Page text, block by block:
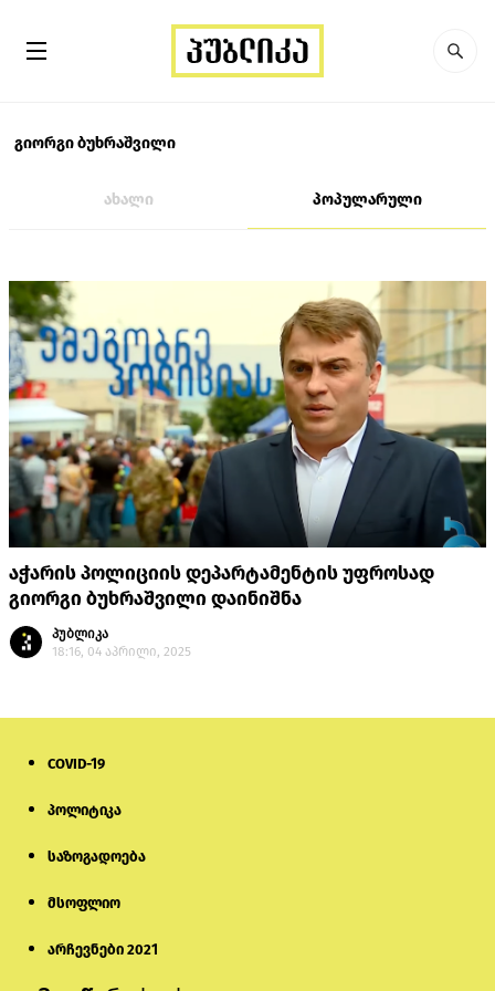
გიორგი ბუხრაშვილი
ახალი პოპულარული
აჭარის პოლიციის დეპარტამენტის უფროსად
გიორგი ბუხრაშვილი დაინიშნა
პუბლიკა
18:16, 04 აპრილი, 2025
COVID-19
პოლიტიკა
საზოგადოება
მსოფლიო
არჩევნები 2021